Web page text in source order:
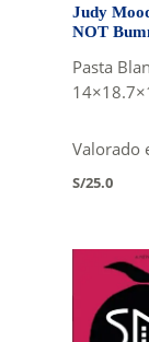
Judy
NOT
Pasta
Valorado
S/25.0